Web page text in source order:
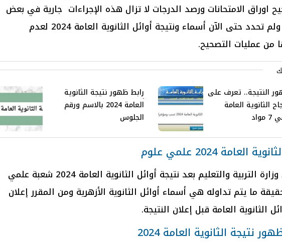
اوراق الامتحانات ورصد الدرجات لا تزال هذه الإجراءات جارية في بعض
المواد، ولم تحدد حتى الآن أسماء ونتيجة أوائل الثانوية العامة 2024 لعدم
من عمليات التصحيح.
النتيجة.. تعرف على
الثانوية العامة
رابط ظهور نتيجة الثانوية
العامة 2024 بالاسم ورقم
الجلوس
العامة 2024 علمي علوم
لم تعلن وزارة التربية والتعليم بعد نتيجة أوائل الثانوية العامة 2024 شعبة علمي
ما يتم تداوله هي أسماء أوائل الثانوية الأزهرية ومن المقرر إعلان
الثانوية العامة قبل إعلان النتيجة.
نتيجة الثانوية العامة 2024